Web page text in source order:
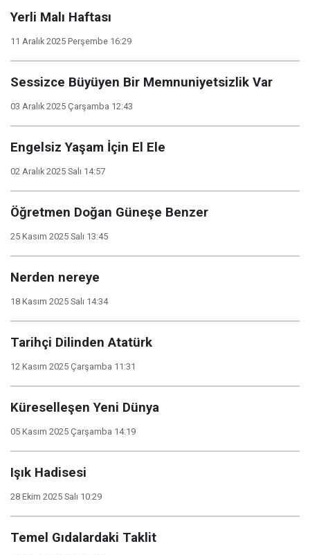
Yerli Malı Haftası
11 Aralık 2025 Perşembe 16:29
Sessizce Büyüyen Bir Memnuniyetsizlik Var
03 Aralık 2025 Çarşamba 12:43
Engelsiz Yaşam İçin El Ele
02 Aralık 2025 Salı 14:57
Öğretmen Doğan Güneşe Benzer
25 Kasım 2025 Salı 13:45
Nerden nereye
18 Kasım 2025 Salı 14:34
Tarihçi Dilinden Atatürk
12 Kasım 2025 Çarşamba 11:31
Küreselleşen Yeni Dünya
05 Kasım 2025 Çarşamba 14:19
Işık Hadisesi
28 Ekim 2025 Salı 10:29
Temel Gıdalardaki Taklit